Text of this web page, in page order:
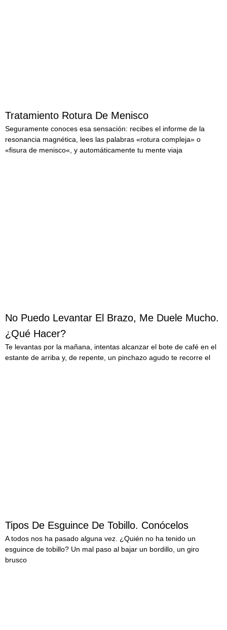
Tratamiento Rotura De Menisco
Seguramente conoces esa sensación: recibes el informe de la
resonancia magnética, lees las palabras «rotura compleja» o
«fisura de menisco«, y automáticamente tu mente viaja
No Puedo Levantar El Brazo, Me Duele Mucho.
¿Qué Hacer?
Te levantas por la mañana, intentas alcanzar el bote de café en el
estante de arriba y, de repente, un pinchazo agudo te recorre el
Tipos De Esguince De Tobillo. Conócelos
A todos nos ha pasado alguna vez. ¿Quién no ha tenido un
esguince de tobillo? Un mal paso al bajar un bordillo, un giro
brusco